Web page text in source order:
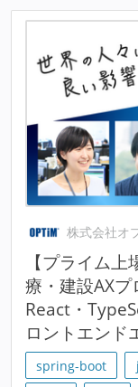
株式会社オ
【プライム
療・建設AXプ
React・
ロントエンド
spring-boot